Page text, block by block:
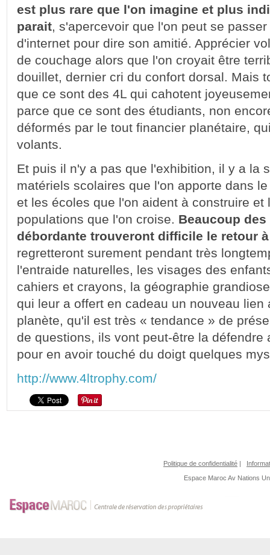
est plus rare que l'on imagine et plus
parait, s'apercevoir que l'on peut se
d'internet pour dire son amitié. Apprécier
de couchage alors que l'on croyait être
douillet, dernier cri du confort dorsal. Mais
que ce sont des 4L qui cahotent
parce que ce sont des étudiants, non
déformés par le tout financier planétaire,
volants.
Et puis il n'y a pas que l'exhibition, il y a la
matériels scolaires que l'on apporte dans
et les écoles que l'on aident à construire et
populations que l'on croise. Beaucoup
débordante trouveront difficile le retour
regretteront surement pendant très
l'entraide naturelles, les visages des
cahiers et crayons, la géographie
qui leur a offert en cadeau un nouveau lien
planète, qu'il est très « tendance » de
de questions, ils vont peut-être la défendre
pour en avoir touché du doigt quelques
http://www.4ltrophy.com/
Politique de confidentialité |
Espace Maroc Av Nations